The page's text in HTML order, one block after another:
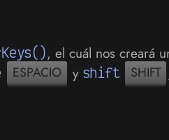
, el cuál nos creará
ESPACIO y shift SHIFT